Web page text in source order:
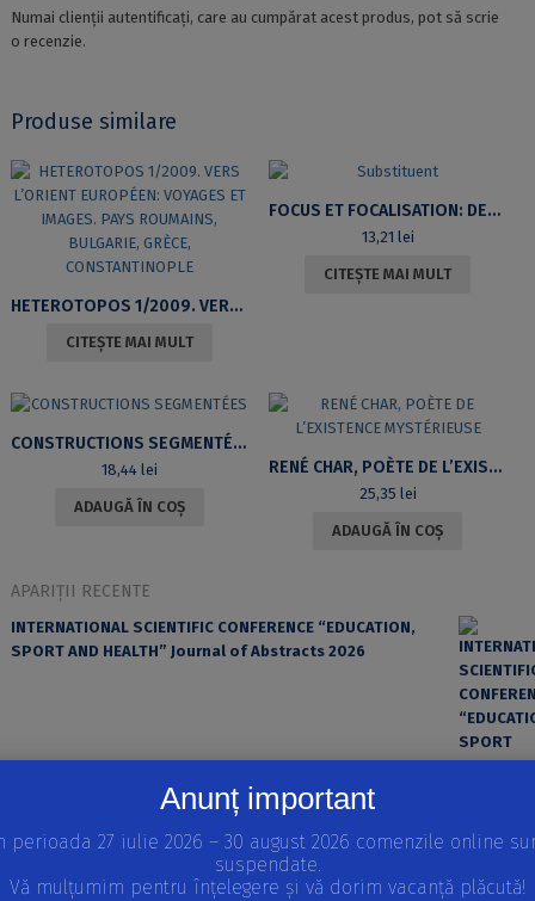
Numai clienții autentificați, care au cumpărat acest produs, pot să scrie
o recenzie.
Produse similare
HETEROTOPOS 1/2009. VERS L’ORIENT EUROPÉEN: VOYAGES ET IMAGES. PAYS ROUMAINS, BULGARIE, GRÈCE, CONSTANTINOPLE
CITEȘTE MAI MULT
FOCUS ET FOCALISATION: DEUX NOTIONS REVISITÉES
13,21 lei
CITEȘTE MAI MULT
CONSTRUCTIONS SEGMENTÉES
18,44 lei
ADAUGĂ ÎN COȘ
RENÉ CHAR, POÈTE DE L’EXISTENCE MYSTÉRIEUSE
25,35 lei
ADAUGĂ ÎN COȘ
APARIȚII RECENTE
INTERNATIONAL SCIENTIFIC CONFERENCE “EDUCATION,
SPORT AND HEALTH” Journal of Abstracts 2026
Anunț important
perioada 27 iulie 2026 – 30 august 2026 comenzile online
suspendate.
Vă mulțumim pentru înțelegere și vă dorim vacanță plăcută!